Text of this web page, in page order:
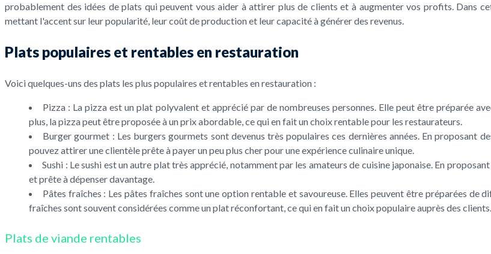
probablement des idées de plats qui peuvent vous aider à attirer plus de clients et à augmenter vos profits. Dans
mettant l'accent sur leur popularité, leur coût de production et leur capacité à générer des revenus.
Plats populaires et rentables en restauration
Voici quelques-uns des plats les plus populaires et rentables en restauration :
Pizza : La pizza est un plat polyvalent et apprécié par de nombreuses personnes. Elle peut être préparée
plus, la pizza peut être proposée à un prix abordable, ce qui en fait un choix rentable pour les restaurateurs.
Burger gourmet : Les burgers gourmets sont devenus très populaires ces dernières années. En proposant
pouvez attirer une clientèle prête à payer un peu plus cher pour une expérience culinaire unique.
Sushi : Le sushi est un autre plat très apprécié, notamment par les amateurs de cuisine japonaise. En
et prête à dépenser davantage.
Pâtes fraîches : Les pâtes fraîches sont une option rentable et savoureuse. Elles peuvent être préparées de
fraîches sont souvent considérées comme un plat réconfortant, ce qui en fait un choix populaire auprès des clients.
Plats de viande rentables